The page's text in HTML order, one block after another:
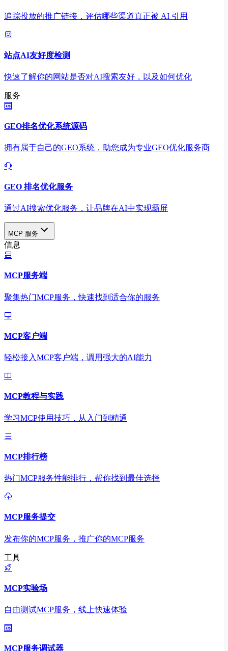
追踪投放的推广链接，评估哪些渠道真正被 AI 引用
站点AI友好度检测
快速了解你的网站是否对AI搜索友好，以及如何优化
服务
GEO排名优化系统源码
拥有属于自己的GEO系统，助您成为专业GEO优化服务商
GEO 排名优化服务
通过AI搜索优化服务，让品牌在AI中实现霸屏
MCP 服务
信息
MCP服务端
聚集热门MCP服务，快速找到适合你的服务
MCP客户端
轻松接入MCP客户端，调用强大的AI能力
MCP教程与实践
学习MCP使用技巧，从入门到精通
MCP排行榜
热门MCP服务性能排行，帮你找到最佳选择
MCP服务提交
发布你的MCP服务，推广你的MCP服务
工具
MCP实验场
自由测试MCP服务，线上快速体验
MCP服务调试器